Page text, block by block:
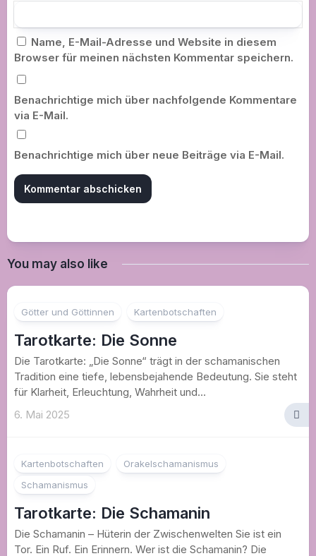
Name, E-Mail-Adresse und Website in diesem
Browser für meinen nächsten Kommentar speichern.
Benachrichtige mich über nachfolgende Kommentare
via E-Mail.
Benachrichtige mich über neue Beiträge via E-Mail.
You may also like
Götter und Göttinnen Kartenbotschaften
Tarotkarte: Die Sonne
Die Tarotkarte: „Die Sonne“ trägt in der schamanischen
Tradition eine tiefe, lebensbejahende Bedeutung. Sie steht
für Klarheit, Erleuchtung, Wahrheit und...
6. Mai 2025
Kartenbotschaften
Orakelschamanismus
Schamanismus
Tarotkarte: Die Schamanin
Die Schamanin – Hüterin der Zwischenwelten Sie ist ein
Tor. Ein Ruf. Ein Erinnern. Wer ist die Schamanin? Die